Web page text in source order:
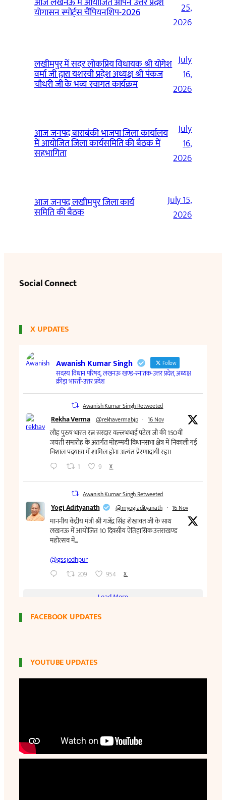
योगासन स्पोर्ट्स चैंपियनशिप-2026
25,
2026
लखीमपुर में सदर लोकप्रिय विधायक श्री योगेश
वर्मा जी द्वारा यशस्वी प्रदेश अध्यक्ष श्री पंकज
चौधरी जी के भव्य स्वागत कार्यक्रम
July
16,
2026
आज जनपद बाराबंकी भाजपा जिला कार्यालय
में आयोजित जिला कार्यसमिति की बैठक में
सहभागिता
July
16,
2026
आज जनपद लखीमपुर जिला कार्य
समिति की बैठक
July 15,
2026
Social Connect
X UPDATES
FACEBOOK UPDATES
YOUTUBE UPDATES